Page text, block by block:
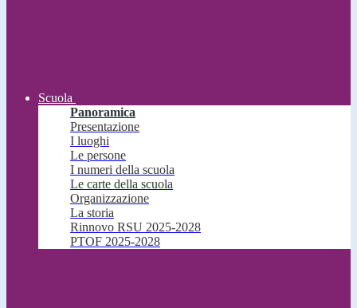
Scuola
Panoramica
Presentazione
I luoghi
Le persone
I numeri della scuola
Le carte della scuola
Organizzazione
La storia
Rinnovo RSU 2025-2028
PTOF 2025-2028